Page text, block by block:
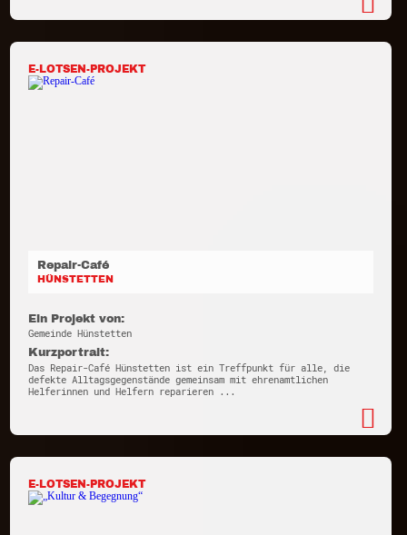
E-LOTSEN-PROJEKT
Repair-Café
HÜNSTETTEN
Ein Projekt von:
Gemeinde Hünstetten
Kurzportrait:
Das Repair-Café Hünstetten ist ein Treffpunkt für alle, die
defekte Alltagsgegenstände gemeinsam mit ehrenamtlichen
Helferinnen und Helfern reparieren ...
E-LOTSEN-PROJEKT